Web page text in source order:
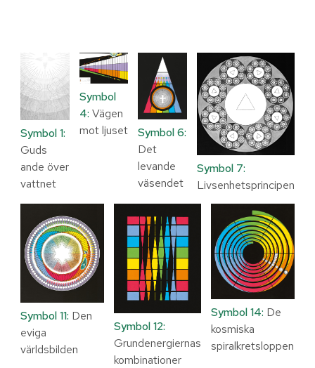
Symbol 1:
Guds
ande över
vattnet
Symbol
4: Vägen
mot ljuset
Symbol 6:
Det
levande
väsendet
Symbol 7:
Livsenhetsprincipen
Symbol 11: Den
eviga
världsbilden
Symbol 12:
Grundenergiernas
kombinationer
Symbol 14: De
kosmiska
spiralkretsloppen